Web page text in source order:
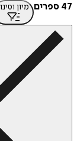
47 ספרים מיון